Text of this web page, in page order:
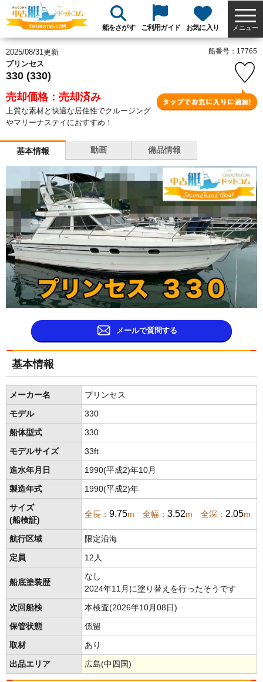
船をさがす ご利用ガイド お気に入り メニュー
2025/08/31更新
プリンセス
330 (330)
売却価格：売却済み
上質な素材と快適な居住性でクルージング
やマリーナステイにおすすめ！
船番号：17765
基本情報 動画 備品情報
メールで質問する
基本情報
メーカー名 プリンセス
モデル 330
船体型式 330
モデルサイズ 33ft
進水年月日 1990(平成2)年10月
製造年式 1990(平成2)年
サイズ
(船検証)
全長： 9.75m 全幅： 3.52m 全深： 2.05m
航行区域 限定沿海
定員 12人
船底塗装歴
なし
2024年11月に塗り替えを行ったそうです
次回船検 本検査(2026年10月08日)
保管状態 係留
取材 あり
出品エリア 広島(中四国)